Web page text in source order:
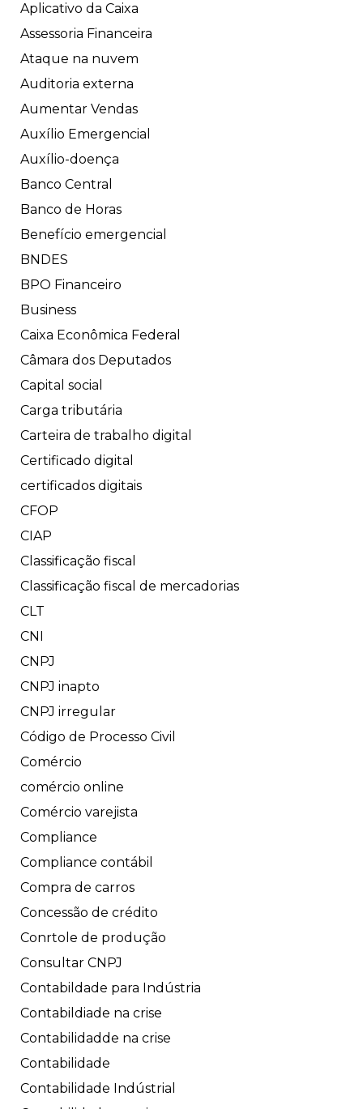
Aplicativo da Caixa
Assessoria Financeira
Ataque na nuvem
Auditoria externa
Aumentar Vendas
Auxílio Emergencial
Auxílio-doença
Banco Central
Banco de Horas
Benefício emergencial
BNDES
BPO Financeiro
Business
Caixa Econômica Federal
Câmara dos Deputados
Capital social
Carga tributária
Carteira de trabalho digital
Certificado digital
certificados digitais
CFOP
CIAP
Classificação fiscal
Classificação fiscal de mercadorias
CLT
CNI
CNPJ
CNPJ inapto
CNPJ irregular
Código de Processo Civil
Comércio
comércio online
Comércio varejista
Compliance
Compliance contábil
Compra de carros
Concessão de crédito
Conrtole de produção
Consultar CNPJ
Contabildade para Indústria
Contabildiade na crise
Contabilidadde na crise
Contabilidade
Contabilidade Indústrial